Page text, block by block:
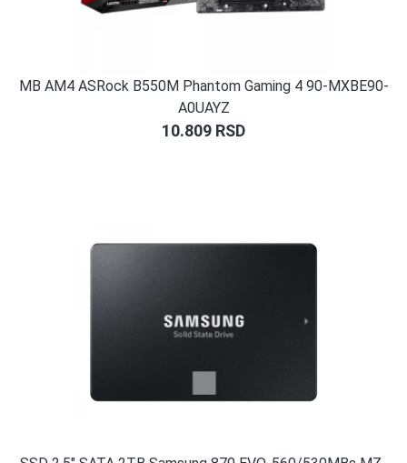
MB AM4 ASRock B550M Phantom Gaming 4 90-MXBE90-
A0UAYZ
10.809 RSD